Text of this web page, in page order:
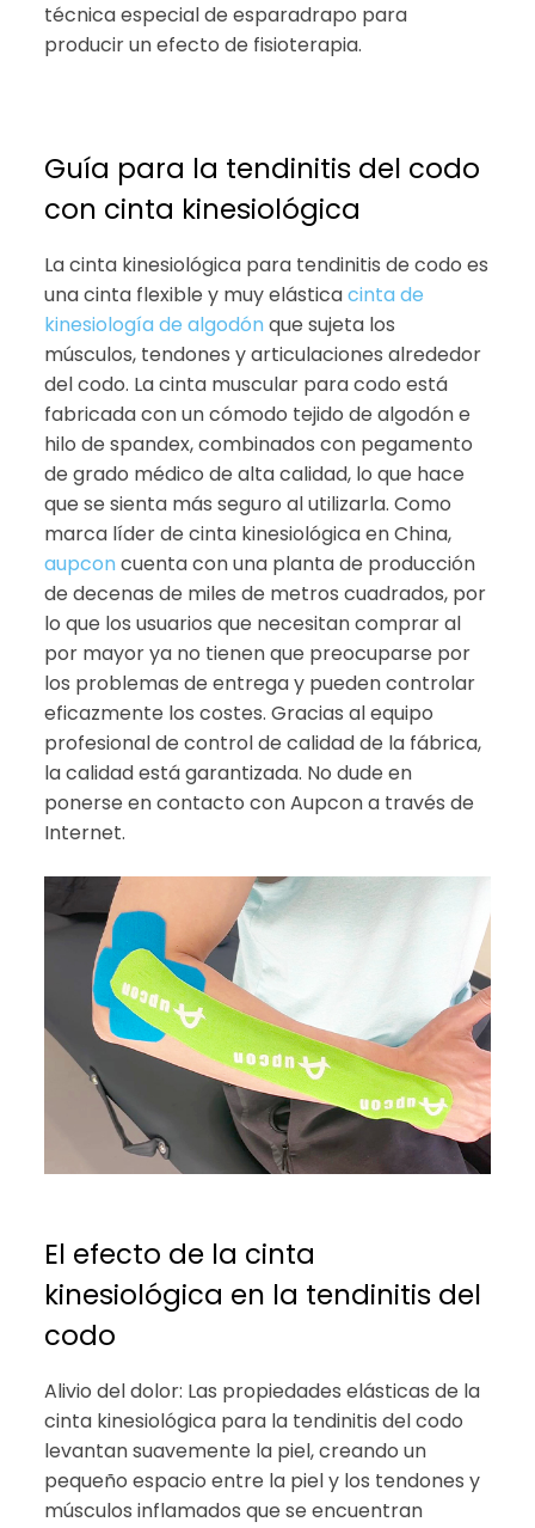
técnica especial de esparadrapo para
producir un efecto de fisioterapia.
Guía para la tendinitis del codo
con cinta kinesiológica
La cinta kinesiológica para tendinitis de codo es
una cinta flexible y muy elásticacinta de
kinesiología de algodón que sujeta los
músculos, tendones y articulaciones alrededor
del codo. La cinta muscular para codo está
fabricada con un cómodo tejido de algodón e
hilo de spandex, combinados con pegamento
de grado médico de alta calidad, lo que hace
que se sienta más seguro al utilizarla. Como
marca líder de cinta kinesiológica en China,
aupcon cuenta con una planta de producción
de decenas de miles de metros cuadrados, por
lo que los usuarios que necesitan comprar al
por mayor ya no tienen que preocuparse por
los problemas de entrega y pueden controlar
eficazmente los costes. Gracias al equipo
profesional de control de calidad de la fábrica,
la calidad está garantizada. No dude en
ponerse en contacto con Aupcon a través de
Internet.
El efecto de la cinta
kinesiológica en la tendinitis del
codo
Alivio del dolor: Las propiedades elásticas de la
cinta kinesiológica para la tendinitis del codo
levantan suavemente la piel, creando un
pequeño espacio entre la piel y los tendones y
músculos inflamados que se encuentran